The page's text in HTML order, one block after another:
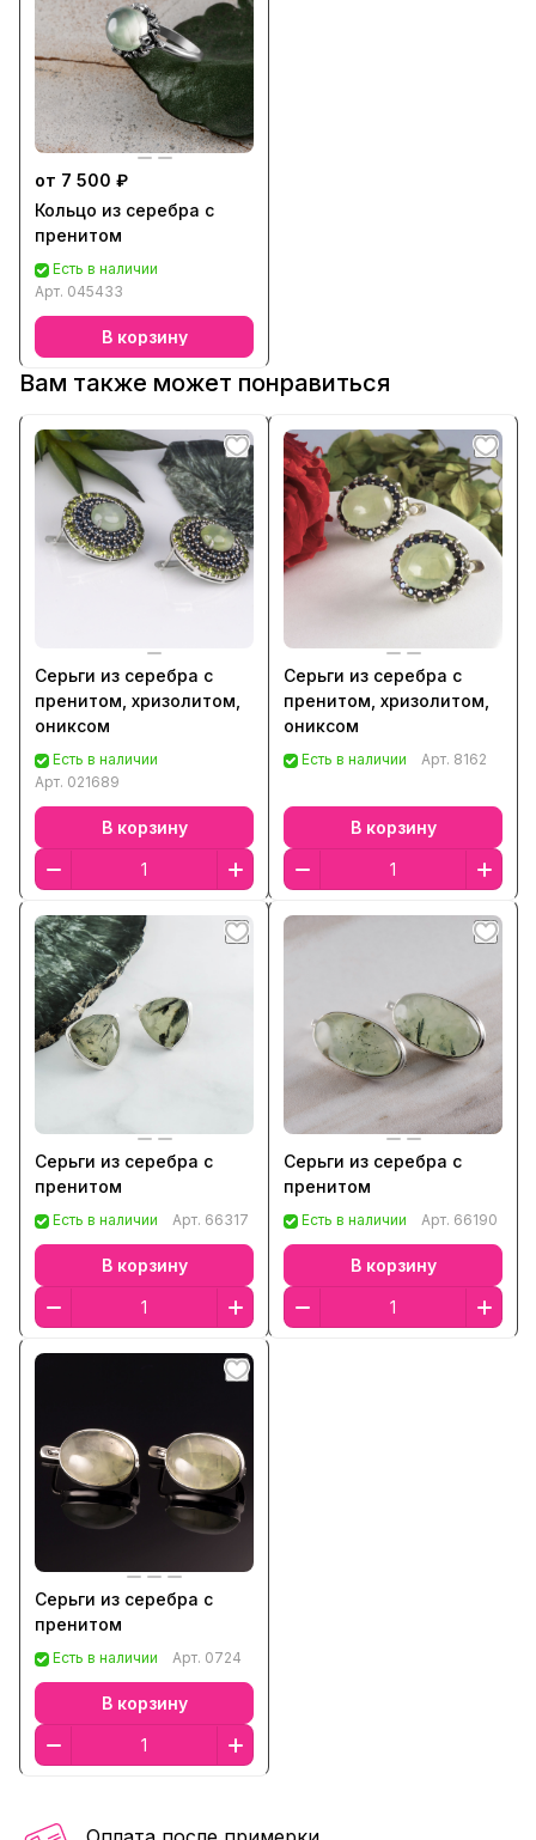
от 7 500 ₽
Кольцо из серебра с
пренитом
Есть в наличии
Арт. 045433
В корзину
Вам также может понравиться
Серьги из серебра с
пренитом, хризолитом,
ониксом
Есть в наличии
Арт. 021689
В корзину
Серьги из серебра с
пренитом, хризолитом,
ониксом
Есть в наличии Арт. 8162
В корзину
Серьги из серебра с
пренитом
Есть в наличии Арт. 66317
В корзину
Серьги из серебра с
пренитом
Есть в наличии Арт. 66190
В корзину
Серьги из серебра с
пренитом
Есть в наличии Арт. 0724
В корзину